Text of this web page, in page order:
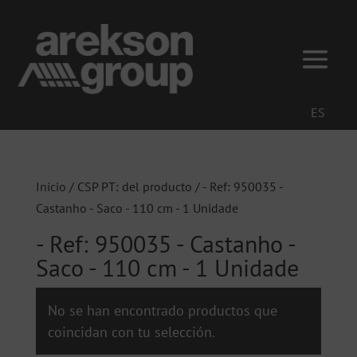
ES
Inicio / CSP PT: del producto / - Ref: 950035 -
Castanho - Saco - 110 cm - 1 Unidade
- Ref: 950035 - Castanho -
Saco - 110 cm - 1 Unidade
No se han encontrado productos que
coincidan con tu selección.